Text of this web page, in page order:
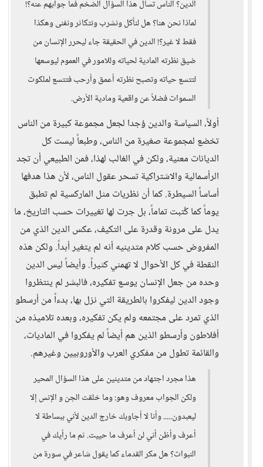
الدين؟ الناس تسأل هذا السؤال الضخم فما جوابهم عنه؟!
لماذا نحن هنا؟ هل لنأكل ونشرب ونتكاثر ونفنى وهكذا
فقط لا غير؟! الدين في الحقيقة جاء ليحرر الإنسان من
ضيق نظرته المادية لحياته وللامور في العموم ليوسعها
لتتسع حياته وتصبح نظرته أعمق وأرحب فتتسع لملكوت
السموات فضلاً عن واقعية ومادية الأرض.
أولاً، السياسة والدين وُجدا لجعل مجموعة كبيرة من الناس
تخضع لمجموعة صغيرة من الناس، وطبعاً ليست كل
الديانات معنية، ولكن في الغالب لهذا، فمن الطبيعي أن تجد
الرأسمالية والاشتراكية تسحر عقول الناس، لأن هذا هدفها
أساساً السيطرة. كما أن نظريات مثل الماركسية لم تطبق
يوماً كما كُتبت تماماً، بل جرت لها تغييرات حسب التاريخ، ما
يدل على مرونة وقدرة على التكيف، عكس الدين الذي من
المفروض حسب كلام متدينيه أنه لم يتغير أبداً. ولكن هذه
النقطة في كل الأحوال لا تهمني كثيراً. وأيضاً ليس الدين
وحده من جعل الإنسان يوسع تفكيره، فالبشر لم ينتظروا
وجود الدين ليفكروا بالطريقة التي نزل بها، بدءاً من أرسطو
الذي تمرد على مجتمعه ولم يكن تفكيره، وبعده تلاميذه من
أفلاطون وأرسطو الذين هم أيضاً لم يفكروا في الماديات،
والقائمة تطول من مفكري العرب والأوروبيين وغيرهم.
هذا مجرد اجتهاد من متدينين على هذا السؤال المحير
ولكن الجواب معروف وهو: وما خلقت الجن و الإنس إلا
ليعبدون..... وأنا لا أجاوبك خارج الدين لأني ببساطة لا
أعرف وأظن أني لن أعرف ما حييت. ثم ما رأيك في
النبوات؟ هل مكر القدماء كما يقول شاعر في سورة من